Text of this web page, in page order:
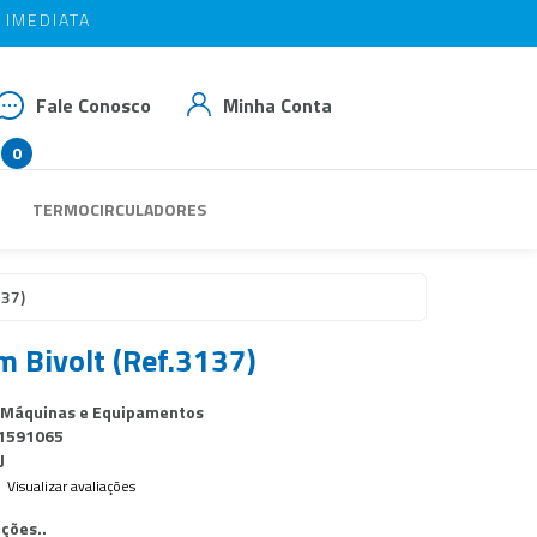
BAIAO10
BAIAO10
Fale Conosco
1769
Minha Conta
0
TERMOCIRCULADORES
Bivolt (Ref.3137)
e Equipamentos
Visualizar avaliações